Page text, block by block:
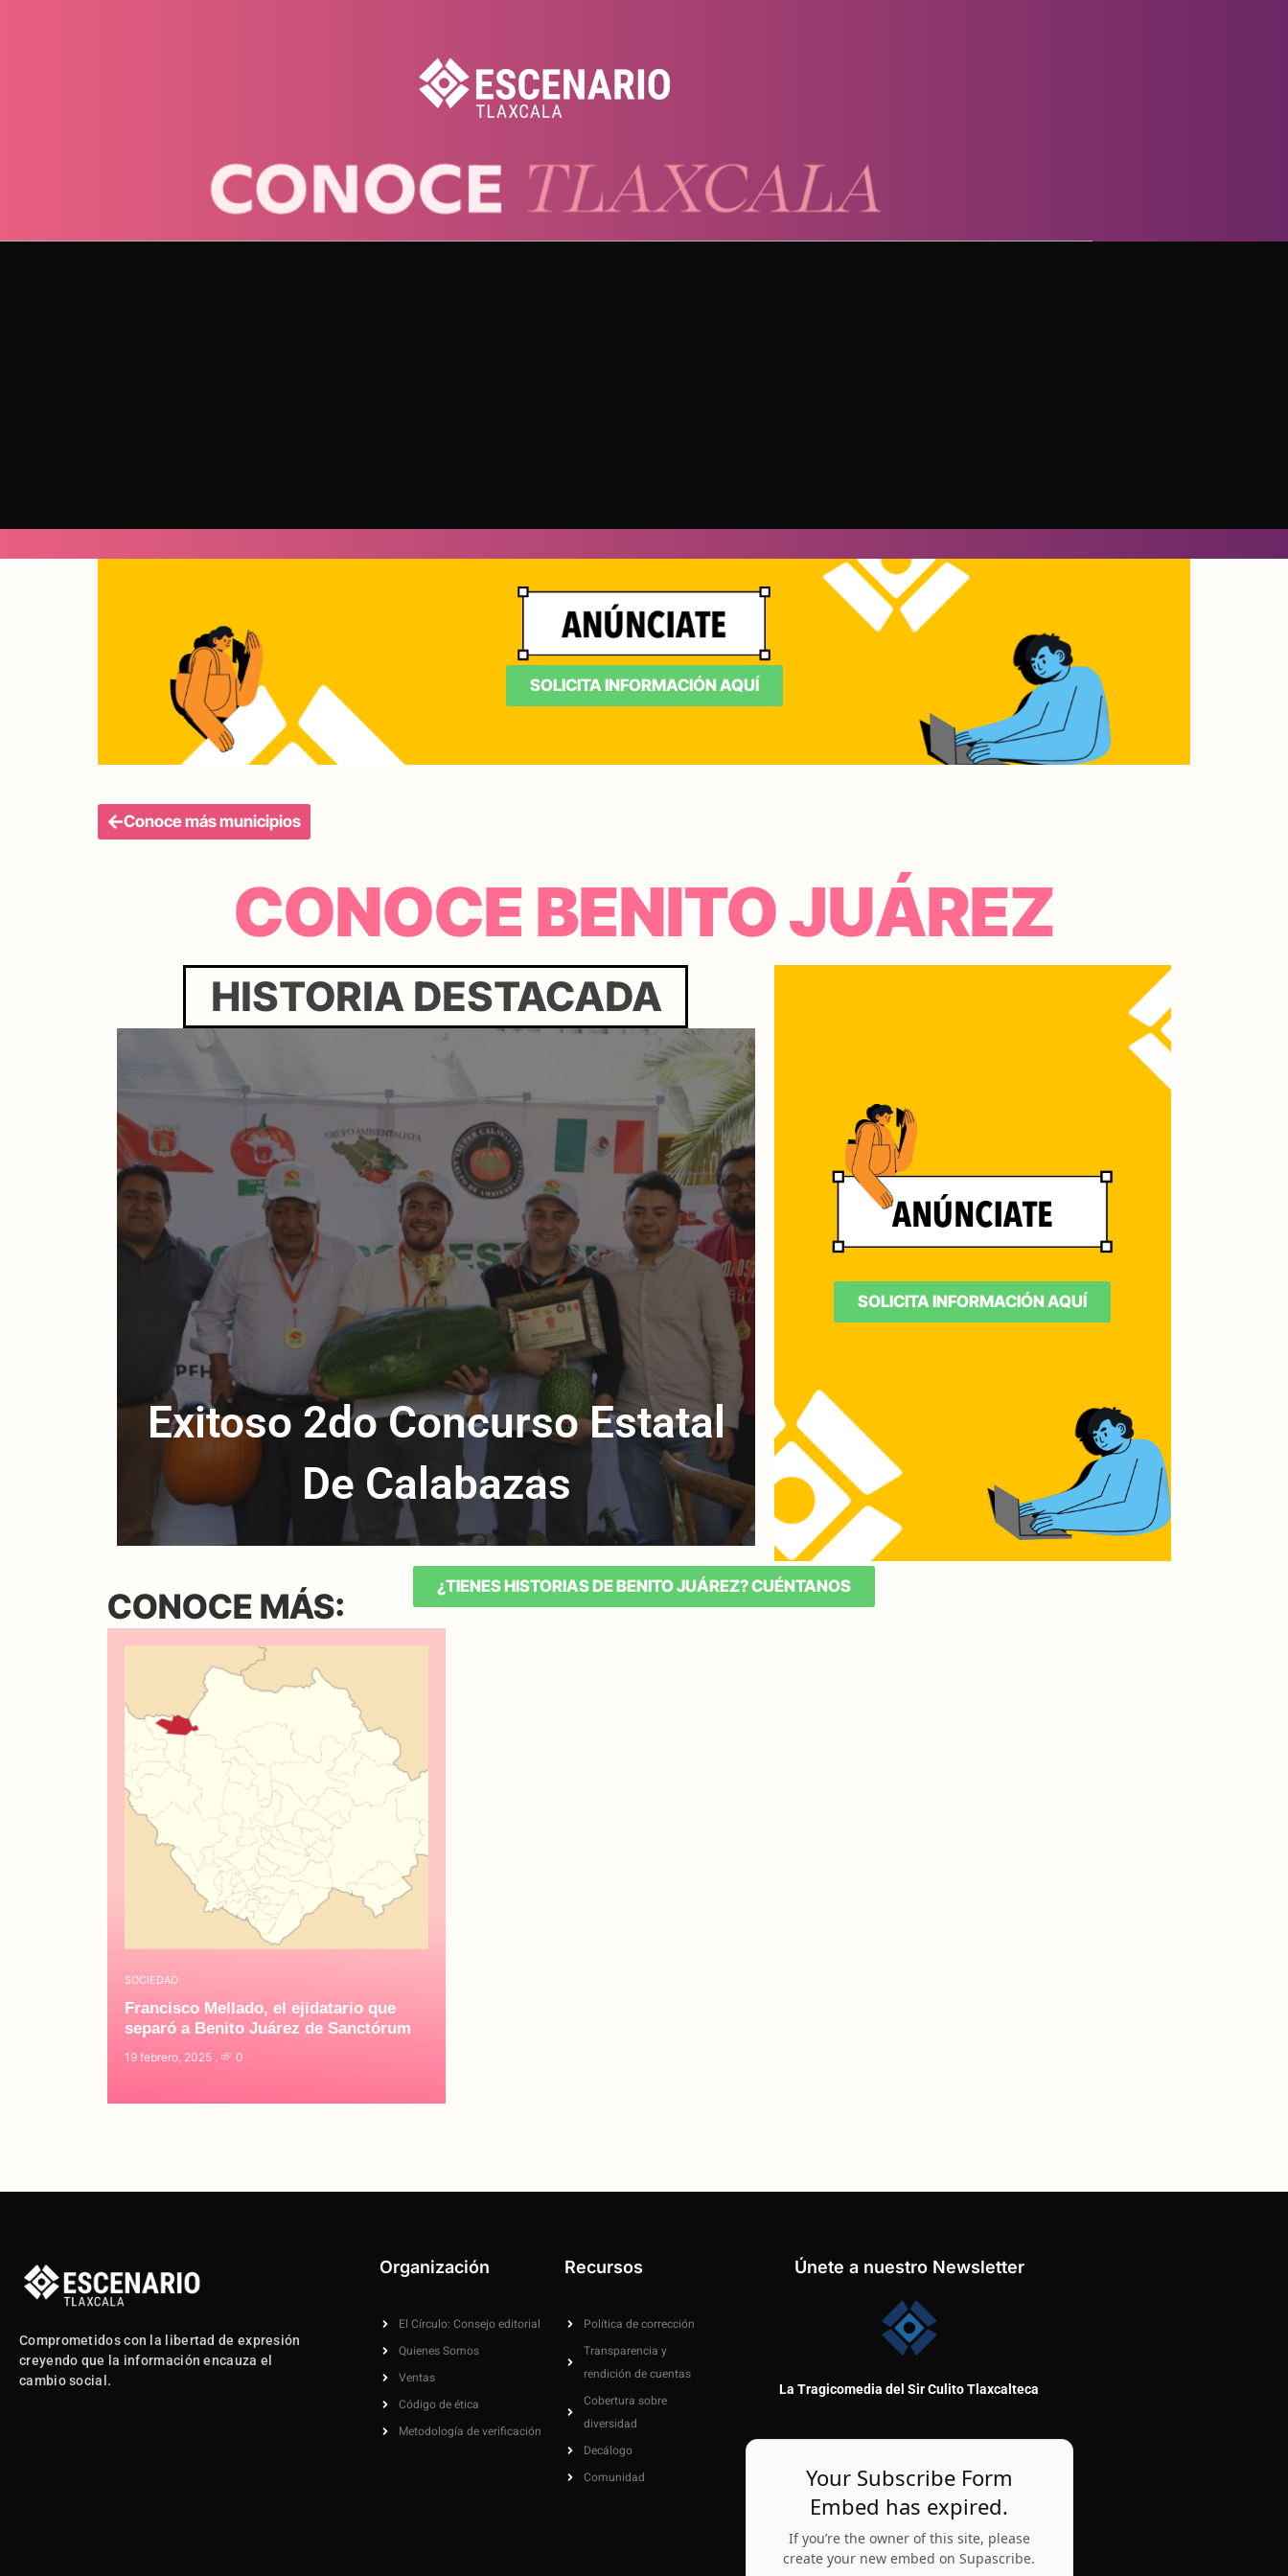
SOLICITA INFORMACIÓN AQUÍ
Conoce más municipios
CONOCE BENITO JUÁREZ
HISTORIA DESTACADA
Exitoso 2do Concurso Estatal
De Calabazas
Exitoso 2do Concurso
De Calabazas
SOLICITA INFORMACIÓN AQUÍ
CONOCE MÁS: ¿TIENES HISTORIAS DE BENITO JUÁREZ? CUÉNTANOS
SOCIEDAD
Francisco Mellado, el ejidatario que
separó a Benito Juárez de Sanctórum
19 febrero, 2025 0
Comprometidos con la libertad de expresión
creyendo que la información encauza el
cambio social.
Organización
El Círculo: Consejo editorial
Quienes Somos
Ventas
Código de ética
Metodología de verificación
Recursos
Política de corrección
Transparencia y
rendición de cuentas
Cobertura sobre
diversidad
Decálogo
Comunidad
Únete a nuestro Newsletter
La Tragicomedia del Sir Culito Tlaxcalteca
Your Subscribe Form
Embed has expired.
If you’re the owner of this site, please
create your new embed on Supascribe.